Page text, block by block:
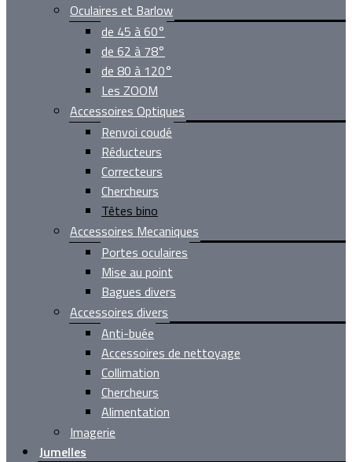
Oculaires et Barlow
de 45 à 60°
de 62 à 78°
de 80 à 120°
Les ZOOM
Accessoires Optiques
Renvoi coudé
Réducteurs
Correcteurs
Chercheurs
Têtes bino
Accessoires Mecaniques
Portes oculaires
Mise au point
Bagues divers
Accessoires divers
Anti-buée
Accessoires de nettoyage
Collimation
Chercheurs
Alimentation
Imagerie
Jumelles